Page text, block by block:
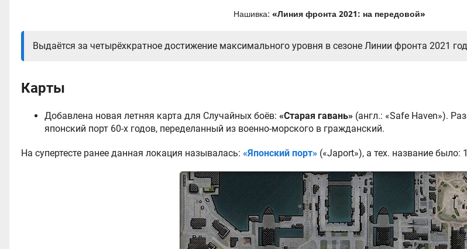
Нашивка: «Линия фронта 2021: на передовой»
Выдаётся за четырёхкратное достижение максимального уровня в сезоне Линии фронта 2021
Карты
Добавлена новая летняя карта для Случайных боёв: «Старая гавань» (англ.: «Safe Haven»).
японский порт 60-х годов, переделанный из военно-морского в гражданский.
На супертесте ранее данная локация называлась: «Японский порт» («Japort»), а тех. название было: